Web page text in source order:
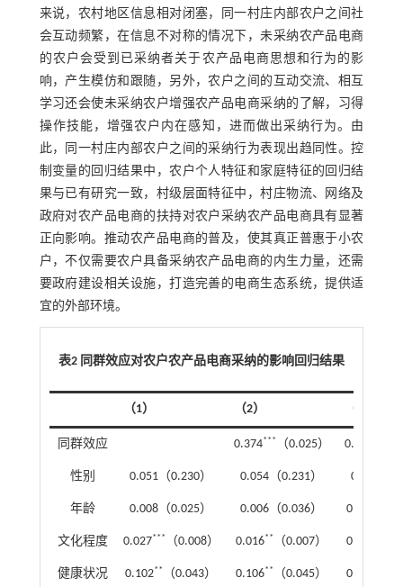
来说，农村地区信息相对闭塞，同一村庄内部农户之间社
会互动频繁，在信息不对称的情况下，未采纳农产品电商
的农户会受到已采纳者关于农产品电商思想和行为的影
响，产生模仿和跟随，另外，农户之间的互动交流、相互
学习还会使未采纳农户增强农产品电商采纳的了解，习得
操作技能，增强农户内在感知，进而做出采纳行为。由
此，同一村庄内部农户之间的采纳行为表现出趋同性。控
制变量的回归结果中，农户个人特征和家庭特征的回归结
果与已有研究一致，村级层面特征中，村庄物流、网络及
政府对农产品电商的扶持对农户采纳农产品电商具有显著
正向影响。推动农产品电商的普及，使其真正普惠于小农
户，不仅需要农户具备采纳农产品电商的内生力量，还需
要政府建设相关设施，打造完善的电商生态系统，提供适
宜的外部环境。
表2 同群效应对农户农产品电商采纳的影响回归结果
（1） （2） （3）
同群效应 0.374*** （0.025） 0.360
性别 0.051（0.230） 0.054（0.231） 0.056（
年龄 0.008（0.025） 0.006（0.036） 0.081
文化程度 0.027*** （0.008） 0.016** （0.007） 0.018
健康状况 0.102** （0.043） 0.106** （0.045） 0.104